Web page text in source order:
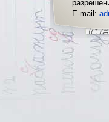
E-mail: